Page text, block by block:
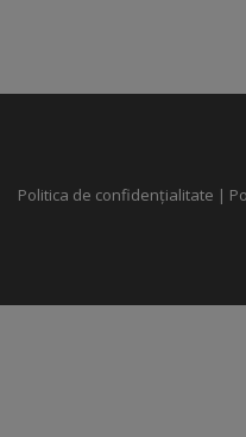
Politica de confidențialitate |